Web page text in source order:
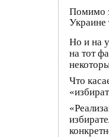
Помимо
Украине
Но и на
на тот
Что